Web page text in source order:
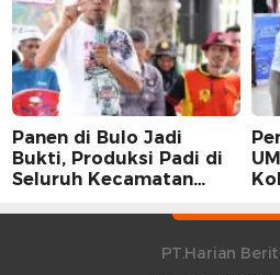
Panen di Bulo Jadi
Bukti, Produksi Padi di
Seluruh Kecamatan
Peningkatan
PT.Harian